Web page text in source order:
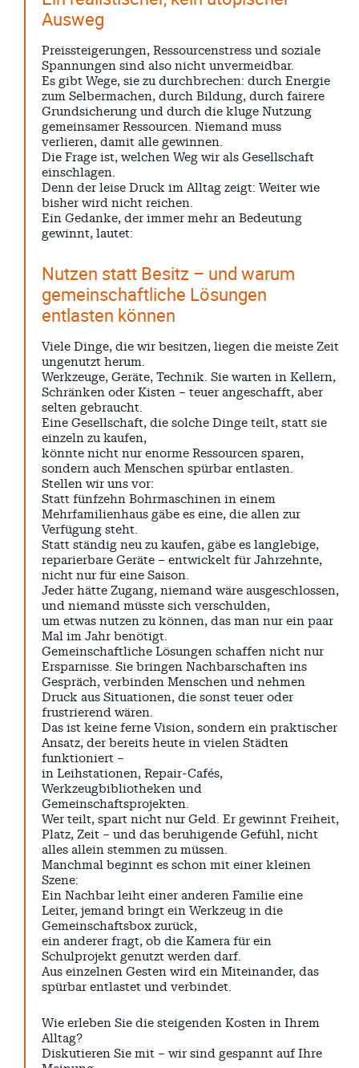
Ausweg
Preissteigerungen, Ressourcenstress und soziale
Spannungen sind also nicht unvermeidbar.
Es gibt Wege, sie zu durchbrechen: durch Energie
zum Selbermachen, durch Bildung, durch fairere
Grundsicherung und durch die kluge Nutzung
gemeinsamer Ressourcen. Niemand muss
verlieren, damit alle gewinnen.
Die Frage ist, welchen Weg wir als Gesellschaft
einschlagen.
Denn der leise Druck im Alltag zeigt: Weiter wie
bisher wird nicht reichen.
Ein Gedanke, der immer mehr an Bedeutung
gewinnt, lautet:
Nutzen statt Besitz – und warum
gemeinschaftliche Lösungen
entlasten können
Viele Dinge, die wir besitzen, liegen die meiste Zeit
ungenutzt herum.
Werkzeuge, Geräte, Technik. Sie warten in Kellern,
Schränken oder Kisten – teuer angeschafft, aber
selten gebraucht.
Eine Gesellschaft, die solche Dinge teilt, statt sie
einzeln zu kaufen,
könnte nicht nur enorme Ressourcen sparen,
sondern auch Menschen spürbar entlasten.
Stellen wir uns vor:
Statt fünfzehn Bohrmaschinen in einem
Mehrfamilienhaus gäbe es eine, die allen zur
Verfügung steht.
Statt ständig neu zu kaufen, gäbe es langlebige,
reparierbare Geräte – entwickelt für Jahrzehnte,
nicht nur für eine Saison.
Jeder hätte Zugang, niemand wäre ausgeschlossen,
und niemand müsste sich verschulden,
um etwas nutzen zu können, das man nur ein paar
Mal im Jahr benötigt.
Gemeinschaftliche Lösungen schaffen nicht nur
Ersparnisse. Sie bringen Nachbarschaften ins
Gespräch, verbinden Menschen und nehmen
Druck aus Situationen, die sonst teuer oder
frustrierend wären.
Das ist keine ferne Vision, sondern ein praktischer
Ansatz, der bereits heute in vielen Städten
funktioniert –
in Leihstationen, Repair-Cafés,
Werkzeugbibliotheken und
Gemeinschaftsprojekten.
Wer teilt, spart nicht nur Geld. Er gewinnt Freiheit,
Platz, Zeit – und das beruhigende Gefühl, nicht
alles allein stemmen zu müssen.
Manchmal beginnt es schon mit einer kleinen
Szene:
Ein Nachbar leiht einer anderen Familie eine
Leiter, jemand bringt ein Werkzeug in die
Gemeinschaftsbox zurück,
ein anderer fragt, ob die Kamera für ein
Schulprojekt genutzt werden darf.
Aus einzelnen Gesten wird ein Miteinander, das
spürbar entlastet und verbindet.
Wie erleben Sie die steigenden Kosten in Ihrem
Alltag?
Diskutieren Sie mit – wir sind gespannt auf Ihre